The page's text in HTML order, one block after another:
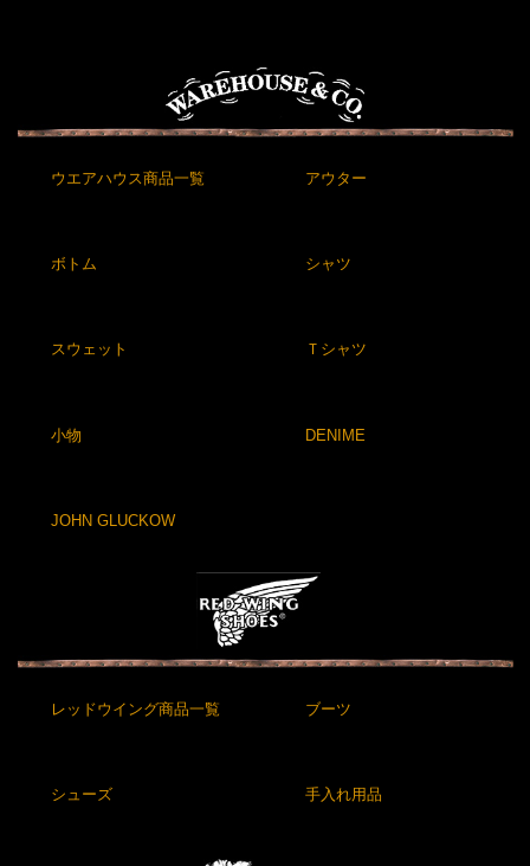
ウエアハウス商品一覧 アウター
ボトム シャツ
スウェット Ｔシャツ
小物 DENIME
JOHN GLUCKOW
レッドウイング商品一覧 ブーツ
シューズ 手入れ用品